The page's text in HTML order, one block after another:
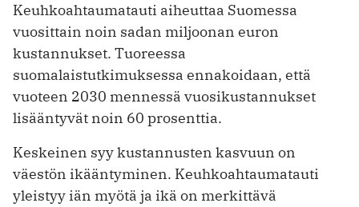
Keuhkoahtaumatauti aiheuttaa Suomessa
vuosittain noin sadan miljoonan euron
kustannukset. Tuoreessa
suomalaistutkimuksessa ennakoidaan, että
vuoteen 2030 mennessä vuosikustannukset
lisääntyvät noin 60 prosenttia.
Keskeinen syy kustannusten kasvuun on
väestön ikääntyminen. Keuhkoahtaumatauti
yleistyy iän myötä ja ikä on merkittävä